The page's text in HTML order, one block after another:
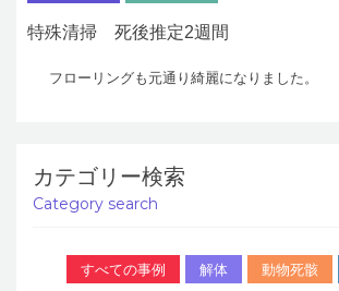
特殊清掃 死後推定2週間
フローリングも元通り綺麗になりました。
カテゴリー検索
Category search
すべての事例 解体 動物死骸